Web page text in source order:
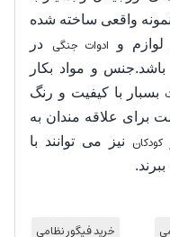
واقعی ساخته شده
و ادوات جنگی در
می باشد.جنس و مواد بکار
بسبار با کیفیت و رنگ
برای علاقه مندان به
کودکان نیز می توانند با
خرید فیگور نظامی